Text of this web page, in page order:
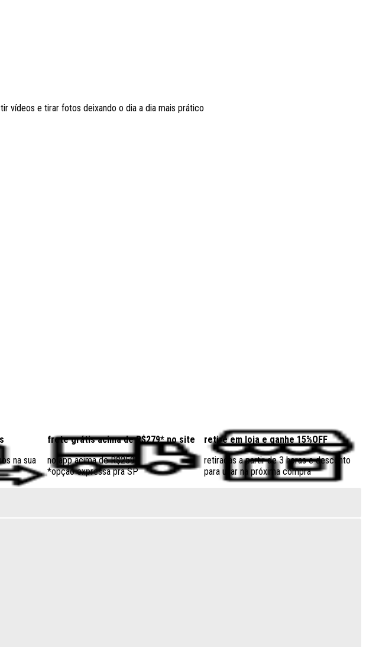
vídeos e tirar fotos deixando o dia a dia mais prático
na sua
frete grátis acima de R$279* no site
no app acima de R$259
*opção expressa pra SP
retire em loja e ganhe 15%OFF
retiradas a partir de 3 horas e desconto
para usar na próxima compra